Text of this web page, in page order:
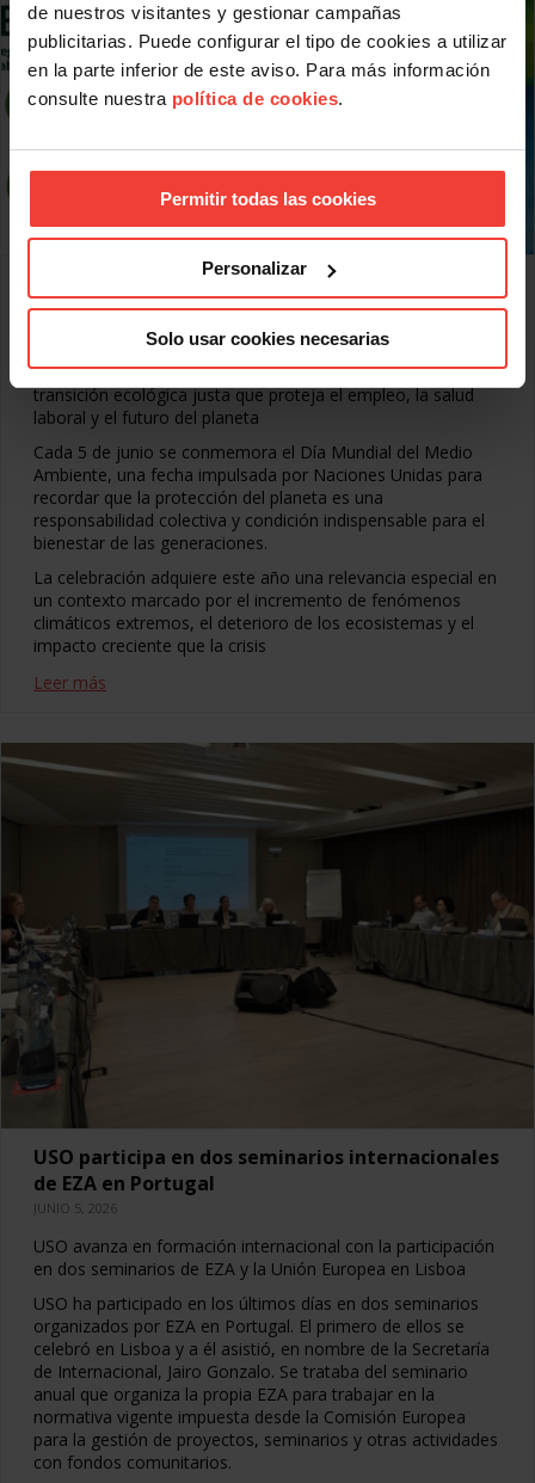
de nuestros visitantes y gestionar campañas
publicitarias. Puede configurar el tipo de cookies a utilizar
en la parte inferior de este aviso. Para más información
consulte nuestra política de cookies.
Permitir todas las cookies
Personalizar
Solo usar cookies necesarias
Proteger el medio ambiente es proteger la
salud y el trabajo
En el Día Mundial del Medio Ambiente, USO reivindica una
transición ecológica justa que proteja el empleo, la salud
laboral y el futuro del planeta
Cada 5 de junio se conmemora el Día Mundial del Medio
Ambiente, una fecha impulsada por Naciones Unidas para
recordar que la protección del planeta es una
responsabilidad colectiva y condición indispensable para el
bienestar de las generaciones.
La celebración adquiere este año una relevancia especial en
un contexto marcado por el incremento de fenómenos
climáticos extremos, el deterioro de los ecosistemas y el
impacto creciente que la crisis
Leer más
USO participa en dos seminarios internacionales
de EZA en Portugal
JUNIO 5, 2026
USO avanza en formación internacional con la participación
en dos seminarios de EZA y la Unión Europea en Lisboa
USO ha participado en los últimos días en dos seminarios
organizados por EZA en Portugal. El primero de ellos se
celebró en Lisboa y a él asistió, en nombre de la Secretaría
de Internacional, Jairo Gonzalo. Se trataba del seminario
anual que organiza la propia EZA para trabajar en la
normativa vigente impuesta desde la Comisión Europea
para la gestión de proyectos, seminarios y otras actividades
con fondos comunitarios.